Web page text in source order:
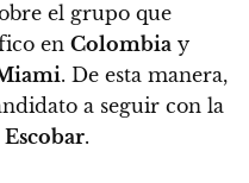
el grupo que
en Colombia y
. De esta manera,
a seguir con la
.